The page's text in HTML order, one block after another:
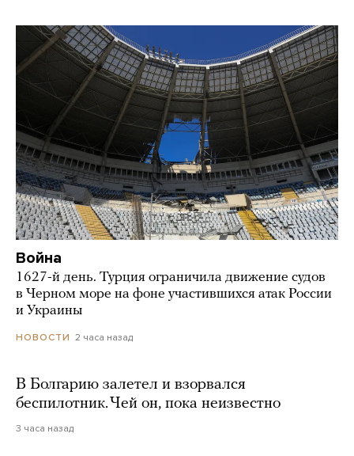
Война
1627-й день. Турция ограничила движение судов
в Черном море на фоне участившихся атак России
и Украины
НОВОСТИ 2 часа назад
В Болгарию залетел и взорвался
беспилотник. Чей он, пока неизвестно
3 часа назад